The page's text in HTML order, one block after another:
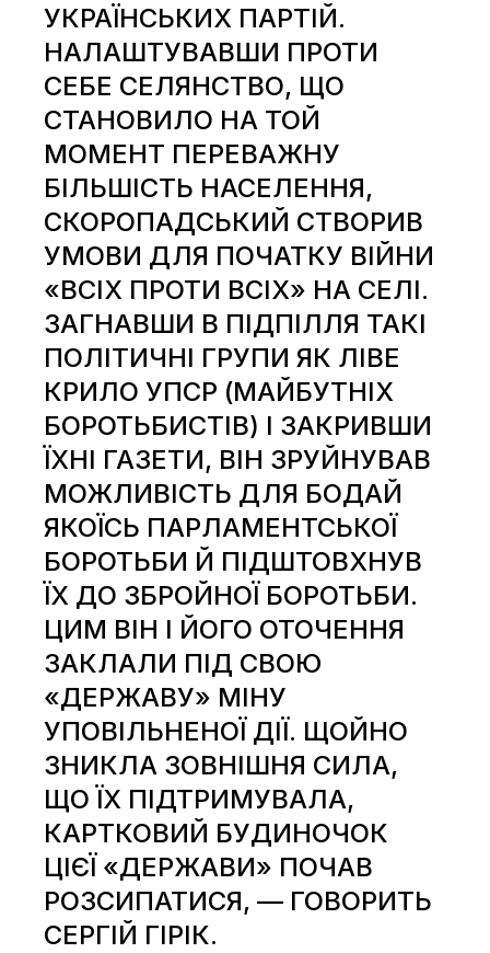
УКРАЇНСЬКИХ ПАРТІЙ.
НАЛАШТУВАВШИ ПРОТИ
СЕБЕ СЕЛЯНСТВО, ЩО
СТАНОВИЛО НА ТОЙ
МОМЕНТ ПЕРЕВАЖНУ
БІЛЬШІСТЬ НАСЕЛЕННЯ,
СКОРОПАДСЬКИЙ СТВОРИВ
УМОВИ ДЛЯ ПОЧАТКУ ВІЙНИ
«ВСІХ ПРОТИ ВСІХ» НА СЕЛІ.
ЗАГНАВШИ В ПІДПІЛЛЯ ТАКІ
ПОЛІТИЧНІ ГРУПИ ЯК ЛІВЕ
КРИЛО УПСР (МАЙБУТНІХ
БОРОТЬБИСТІВ) І ЗАКРИВШИ
ЇХНІ ГАЗЕТИ, ВІН ЗРУЙНУВАВ
МОЖЛИВІСТЬ ДЛЯ БОДАЙ
ЯКОЇСЬ ПАРЛАМЕНТСЬКОЇ
БОРОТЬБИ Й ПІДШТОВХНУВ
ЇХ ДО ЗБРОЙНОЇ БОРОТЬБИ.
ЦИМ ВІН І ЙОГО ОТОЧЕННЯ
ЗАКЛАЛИ ПІД СВОЮ
«ДЕРЖАВУ» МІНУ
УПОВІЛЬНЕНОЇ ДІЇ. ЩОЙНО
ЗНИКЛА ЗОВНІШНЯ СИЛА,
ЩО ЇХ ПІДТРИМУВАЛА,
КАРТКОВИЙ БУДИНОЧОК
ЦІЄЇ «ДЕРЖАВИ» ПОЧАВ
РОЗСИПАТИСЯ, — ГОВОРИТЬ
СЕРГІЙ ГІРІК.